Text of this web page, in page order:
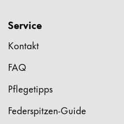
Service
Kontakt
FAQ
Pflegetipps
Federspitzen-Guide